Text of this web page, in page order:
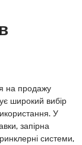
на продажу
широкий вибір
У
запірна
системи,